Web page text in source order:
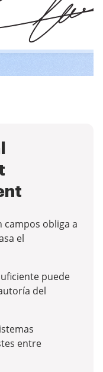
campos obliga a
el
puede
del
entre